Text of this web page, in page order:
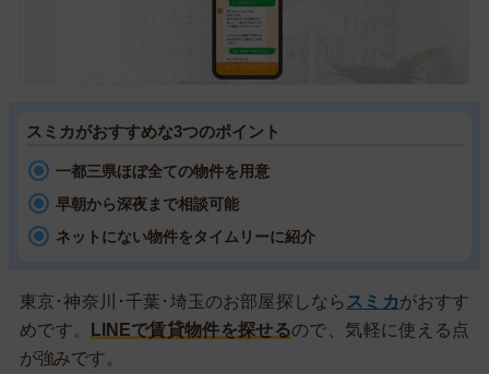
スミカがおすすめな3つのポイント
一都三県ほぼ全ての物件を用意
早朝から深夜まで相談可能
ネットにない物件をタイムリーに紹介
東京･神奈川･千葉･埼玉のお部屋探しなら スミカがおすす
めです。
LINEで賃貸物件を探せるので、気軽に使える点
が強みです。